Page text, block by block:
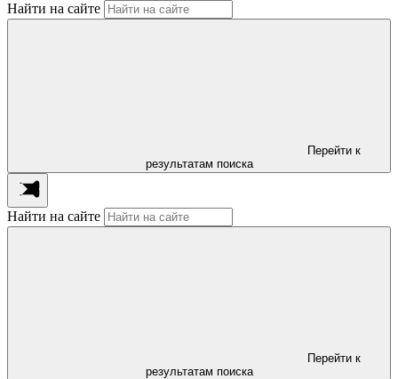
Найти на сайте
Перейти к
результатам поиска
Найти на сайте
Перейти к
результатам поиска